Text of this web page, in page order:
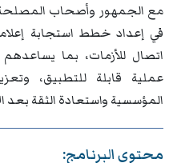
مع الجمهور وأصحاب
في إعداد خطط استجابة
اتصال للأزمات، بما
عملية قابلة للتطبيق،
المؤسسية واستعادة الثقة بعد
محتوى البرنامج: